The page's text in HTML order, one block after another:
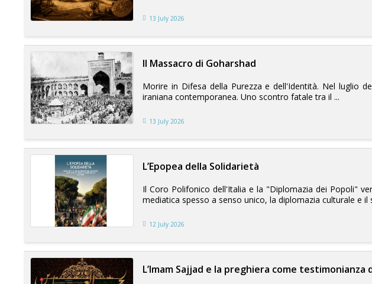
13 July 2026
ll Massacro di Goharshad
Morire in Difesa della Purezza e dell'Identità. Nel luglio
iraniana contemporanea. Uno scontro fatale tra il ...
13 July 2026
L’Epopea della Solidarietà
Il Coro Polifonico dell'Italia e la "Diplomazia dei Popoli"
mediatica spesso a senso unico, la diplomazia culturale e il
12 July 2026
L’Imam Sajjad e la preghiera come testimonianza